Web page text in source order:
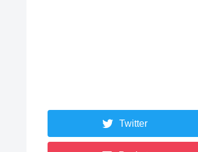
Twitter